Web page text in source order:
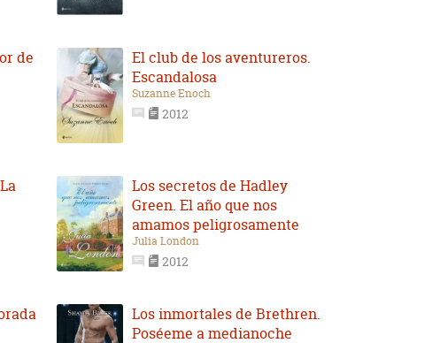
de
El club de los aventureros.
Escandalosa
Suzanne Enoch
2012
Los secretos de Hadley
Green. El año que nos
amamos peligrosamente
Julia London
2012
Los inmortales de Brethren.
Poséeme a medianoche